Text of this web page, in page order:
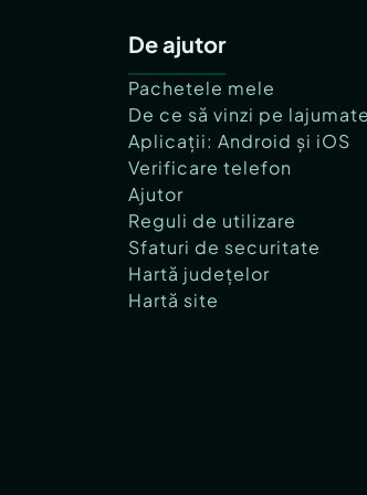
De ajutor
Pachetele mele
De ce să vinzi pe
Aplicații: Android și iOS
Verificare telefon
Ajutor
Reguli de utilizare
Sfaturi de securitate
Hartă județelor
Hartă site